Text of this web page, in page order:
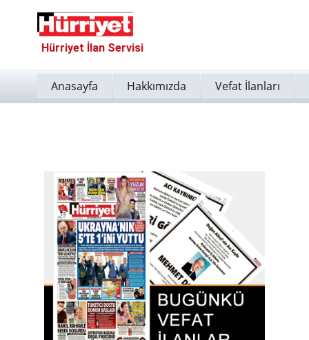
Hürriyet İlan Servisi
Anasayfa Hakkımızda Vefat İlanları